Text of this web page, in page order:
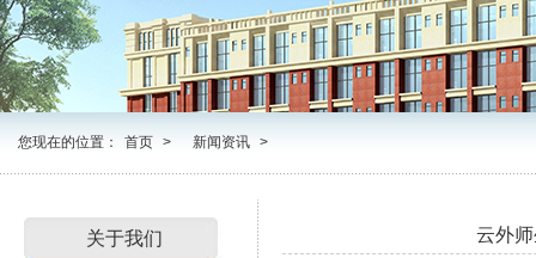
您现在的位置： 首页 > 新闻资讯 >
关于我们 云外